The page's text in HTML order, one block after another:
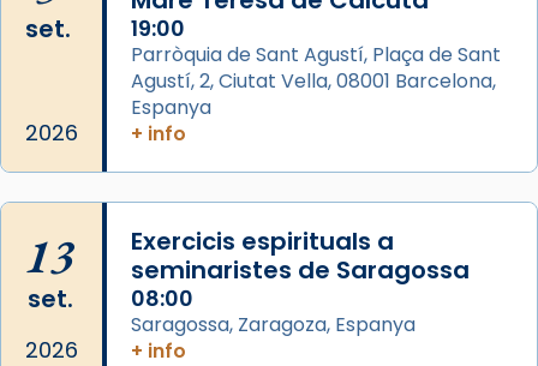
View on Facebook ·
Arquebisbat de Barcelona
de Barcelona.
2 weeks ago
comitè organitzador de la visita apostòlica
del Sant Pare Lleó XIV a Barcelona, i als
col·laboradors, a la Catedral de Barcelona.
L’arquebisbe de Barcelona, el cardenal Joan
set.
2026
19:00
Parròquia de Sant Agustí, Plaça de Sant
Agustí, 2, Ciutat Vella, 08001 Barcelona,
Espanya
+ info
13
set.
2026
Exercicis espirituals a
seminaristes de Saragossa
08:00
Saragossa, Zaragoza, Espanya
+ info